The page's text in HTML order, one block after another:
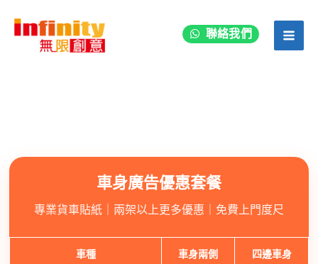
聯絡我們
車身廣告優惠套餐
專業貨車貼紙｜兩架以上更多優惠｜免費上門度尺
車種 車身兩側 四邊車身